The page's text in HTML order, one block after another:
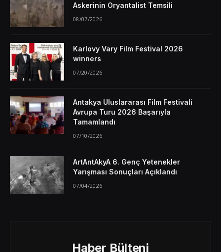
Askerinin Oryantalist Temsili
08/07/2026
Karlovy Vary Film Festival 2026
winners
07/20/2026
Antakya Uluslararası Film Festivali
Avrupa Turu 2026 Başarıyla
Tamamlandı
07/10/2026
ArtAntAkyA 6. Genç Yetenekler
Yarışması Sonuçları Açıklandı
07/04/2026
Haber Bülteni